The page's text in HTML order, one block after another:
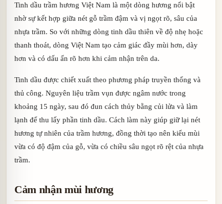
Tinh dầu trầm hương Việt Nam là một dòng hương nổi bật
nhờ sự kết hợp giữa nét gỗ trầm đậm và vị ngọt rõ, sâu của
nhựa trầm. So với những dòng tinh dầu thiên về độ nhẹ hoặc
thanh thoát, dòng Việt Nam tạo cảm giác đầy mùi hơn, dày
hơn và có dấu ấn rõ hơn khi cảm nhận trên da.
Tinh dầu được chiết xuất theo phương pháp truyền thống và
thủ công. Nguyên liệu trầm vụn được ngâm nước trong
khoảng 15 ngày, sau đó đun cách thủy bằng củi lửa và làm
lạnh để thu lấy phần tinh dầu. Cách làm này giúp giữ lại nét
hương tự nhiên của trầm hương, đồng thời tạo nên kiểu mùi
vừa có độ đậm của gỗ, vừa có chiều sâu ngọt rõ rệt của nhựa
trầm.
Cảm nhận mùi hương